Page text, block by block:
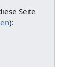
Seite
):